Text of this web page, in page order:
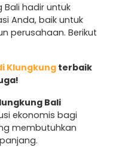
Bali hadir untuk
Anda, baik untuk
perusahaan. Berikut
Klungkung terbaik
Bali
ekonomis bagi
membutuhkan